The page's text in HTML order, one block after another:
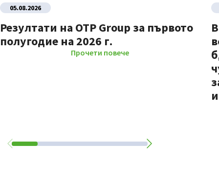
05.08.2026
Резултати на OTP Group за първото
полугодие на 2026 г.
Прочети повече